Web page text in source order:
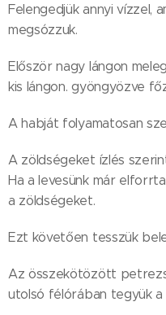
Felengedjük annyi vízzel,
megsózzuk.
Először nagy lángon
kis lángon. gyöngyözve
A habját folyamatosan
A zöldségeket ízlés
Ha a levesünk már
a zöldségeket.
Ezt követően tesszük
Az összekötözött
utolsó félórában tegyük a